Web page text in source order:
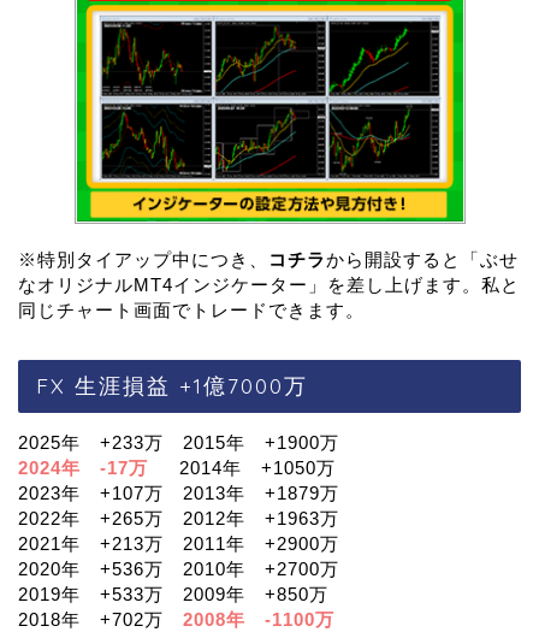
※特別タイアップ中につき、 コチラから開設すると「ぶせ
なオリジナルMT4インジケーター」を差し上げます。私と
同じチャート画面でトレードできます。
FX 生涯損益 +1億7000万
2025年 +233万 2015年 +1900万
2024年 -17万
2014年 +1050万
2023年 +107万 2013年 +1879万
2022年 +265万 2012年 +1963万
2021年 +213万 2011年 +2900万
2020年 +536万 2010年 +2700万
2019年 +533万 2009年 +850万
2018年 +702万 2008年 -1100万